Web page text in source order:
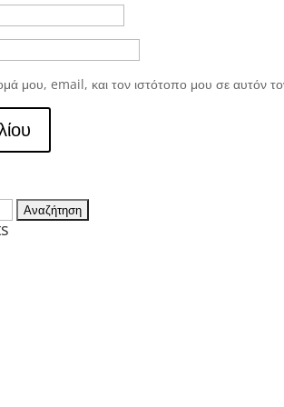
μου, email, και τον ιστότοπο μου σε αυτόν